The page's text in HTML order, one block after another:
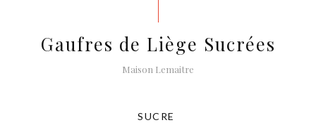
Gaufres de Liège Sucrées
Maison Lemaitre
SUCRE